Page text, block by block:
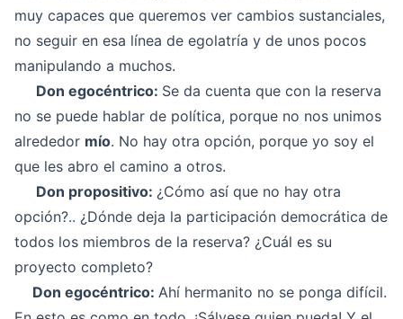
muy capaces que queremos ver cambios sustanciales,
no seguir en esa línea de egolatría y de unos pocos
manipulando a muchos.
Don egocéntrico: Se da cuenta que con la reserva
no se puede hablar de política, porque no nos unimos
alrededor mío. No hay otra opción, porque yo soy el
que les abro el camino a otros.
Don propositivo: ¿Cómo así que no hay otra
opción?.. ¿Dónde deja la participación democrática de
todos los miembros de la reserva? ¿Cuál es su
proyecto completo?
Don egocéntrico: Ahí hermanito no se ponga difícil.